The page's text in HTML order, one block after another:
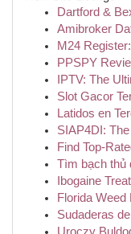
Dartford &
Amibroker
M24
PPSPY
IPTV: The
Slot Gacor
Latidos en
SIAP4DI:
Find Top-
Tìm bạch thủ
Ibogaine
Florida
Sudaderas